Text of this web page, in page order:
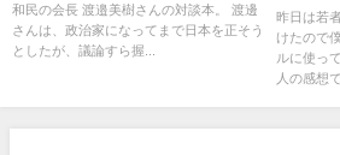
和民の会長 渡邉美樹さんの対談本。 渡邊
さんは、政治家になってまで日本を正そう
としたが、議論すら握...
昨日は若
けたので
ルに使っ
人の感想